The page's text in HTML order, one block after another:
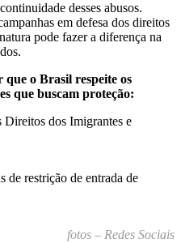
desses abusos.
em defesa dos direitos
pode fazer a diferença na
que o Brasil respeite os
que buscam proteção:
dos Imigrantes e
de restrição de entrada de
fotos – Redes Sociais